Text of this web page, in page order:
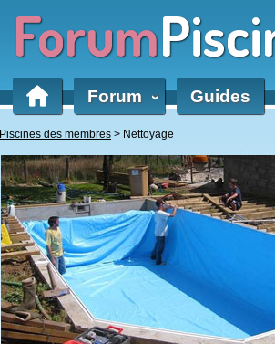
Forum
Forum ‹ Guides
Piscines des membres > Nettoyage